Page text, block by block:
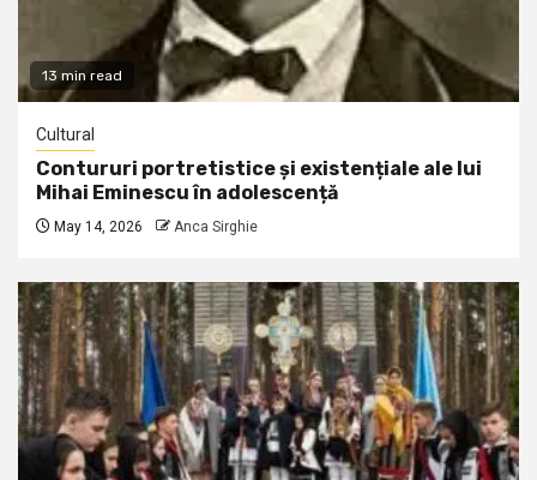
13 min read
Cultural
Contururi portretistice și existențiale ale lui
Mihai Eminescu în adolescență
May 14, 2026 Anca Sirghie